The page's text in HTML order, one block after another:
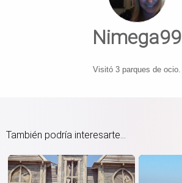
Nimega99
Visitó 3 parques de ocio.
También podría interesarte...